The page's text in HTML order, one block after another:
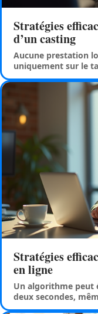
Stratégies
d’un casting
Aucune prestation
uniquement sur le
Stratégies
en ligne
Un algorithme peut
deux secondes,